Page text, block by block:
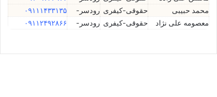
محمد حبیبی
حقوقی-کیفری رودسر-
۰۹۱۱۱۴۳۳۱۳۵
معصومه علی نژاد
حقوقی-کیفری رودسر- ۰۹۱۱۲۴۹۲۸۶۶